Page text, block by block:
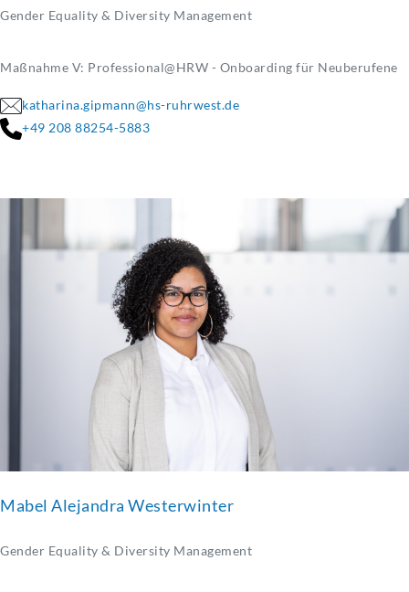
Gender Equality & Diversity Management
Maßnahme V: Professional@HRW - Onboarding für Neuberufene
katharina.gipmann@hs-ruhrwest.de
+49 208 88254-5883
Mabel Alejandra Westerwinter
Gender Equality & Diversity Management